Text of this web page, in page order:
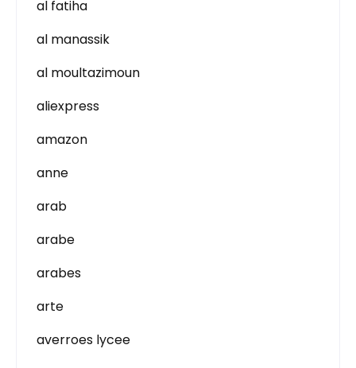
al fatiha
al manassik
al moultazimoun
aliexpress
amazon
anne
arab
arabe
arabes
arte
averroes lycee